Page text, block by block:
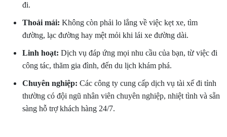
đi.
Thoải mái: Không còn phải lo lắng về việc kẹt xe, tìm
đường, lạc đường hay mệt mỏi khi lái xe đường dài.
Linh hoạt: Dịch vụ đáp ứng mọi nhu cầu của bạn, từ việc đi
công tác, thăm gia đình, đến du lịch khám phá.
Chuyên nghiệp: Các công ty cung cấp dịch vụ tài xế đi tỉnh
thường có đội ngũ nhân viên chuyên nghiệp, nhiệt tình và sẵn
sàng hỗ trợ khách hàng 24/7.